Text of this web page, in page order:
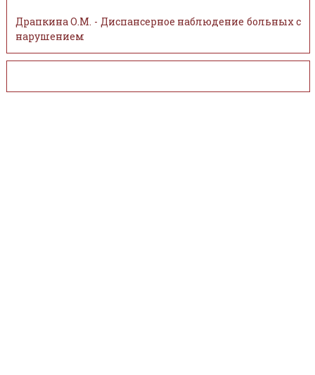
Драпкина О.М. - Диспансерное наблюдение больных с
нарушением